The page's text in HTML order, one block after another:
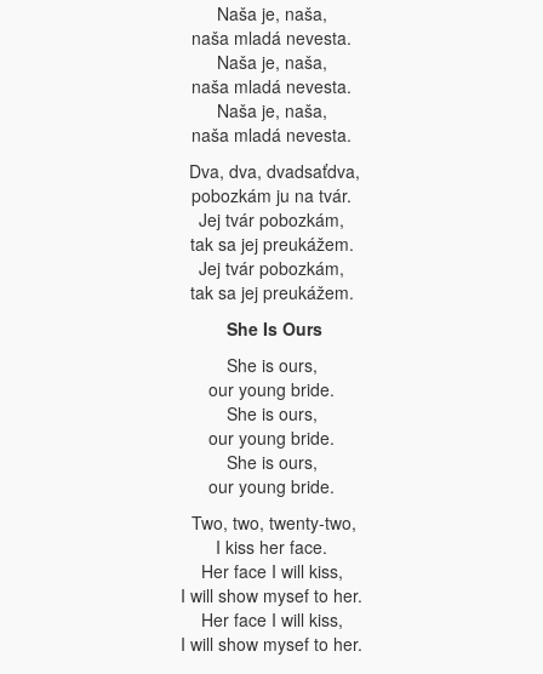
Naša je, naša,
naša mladá nevesta.
Naša je, naša,
naša mladá nevesta.
Naša je, naša,
naša mladá nevesta.
Dva, dva, dvadsaťdva,
pobozkám ju na tvár.
Jej tvár pobozkám,
tak sa jej preukážem.
Jej tvár pobozkám,
tak sa jej preukážem.
She Is Ours
She is ours,
our young bride.
She is ours,
our young bride.
She is ours,
our young bride.
Two, two, twenty-two,
I kiss her face.
Her face I will kiss,
I will show mysef to her.
Her face I will kiss,
I will show mysef to her.